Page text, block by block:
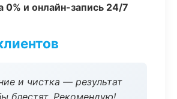
0% и онлайн-запись 24/7
и чистка — результат
блестят. Рекомендую!